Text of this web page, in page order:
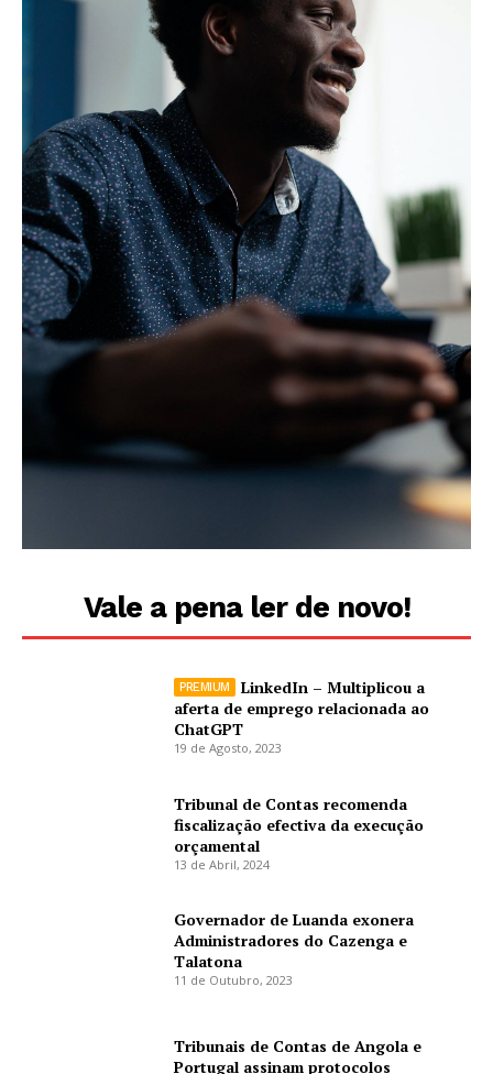
Vale a pena ler de novo!
LinkedIn – Multiplicou a
aferta de emprego relacionada ao
ChatGPT
19 de Agosto, 2023
Tribunal de Contas recomenda
fiscalização efectiva da execução
orçamental
13 de Abril, 2024
Governador de Luanda exonera
Administradores do Cazenga e
Talatona
11 de Outubro, 2023
Tribunais de Contas de Angola e
Portugal assinam protocolos